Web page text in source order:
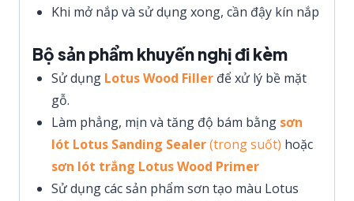
Khi mở nắp và sử dụng xong, cần đậy kín nắp
Bộ sản phẩm khuyến nghị đi kèm
Sử dụng Lotus Wood Filler để xử lý bề mặt
gỗ.
Làm phẳng, mịn và tăng độ bám bằng sơn
lót Lotus Sanding Sealer(trong suốt) hoặc
sơn lót trắng Lotus Wood Primer
Sử dụng các sản phẩm sơn tạo màu Lotus